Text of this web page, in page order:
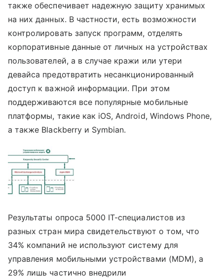
также обеспечивает надежную защиту хранимых
на них данных. В частности, есть возможности
контролировать запуск программ, отделять
корпоративные данные от личных на устройствах
пользователей, а в случае кражи или утери
девайса предотвратить несанкционированный
доступ к важной информации. При этом
поддерживаются все популярные мобильные
платформы, такие как iOS, Android, Windows Phone,
а также Blackberry и Symbian.
Результаты опроса 5000 IT-специалистов из
разных стран мира свидетельствуют о том, что
34% компаний не используют систему для
управления мобильными устройствами (MDM), а
29% лишь частично внедрили